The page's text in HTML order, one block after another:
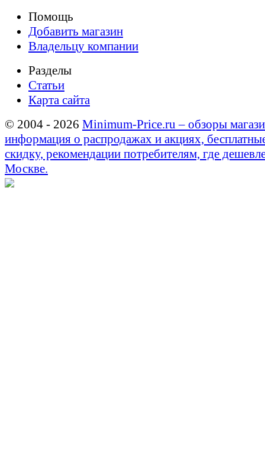
Помощь
Добавить магазин
Владельцу компании
Разделы
Статьи
Карта сайта
© 2004 - 2026 Minimum-Price.ru – обзоры
информация о распродажах и акциях,
скидку, рекомендации потребителям, где
Москве.